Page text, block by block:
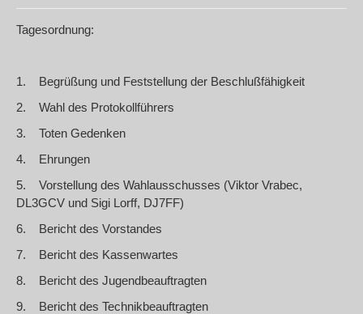
Tagesordnung:
1.
Begrüßung und Feststellung der Beschlußfähigkeit
2.
Wahl des Protokollführers
3.
Toten Gedenken
4.
Ehrungen
5.
Vorstellung des Wahlausschusses (Viktor Vrabec,
DL3GCV und Sigi Lorff, DJ7FF)
6.
Bericht des Vorstandes
7.
Bericht des Kassenwartes
8.
Bericht des Jugendbeauftragten
9.
Bericht des Technikbeauftragten